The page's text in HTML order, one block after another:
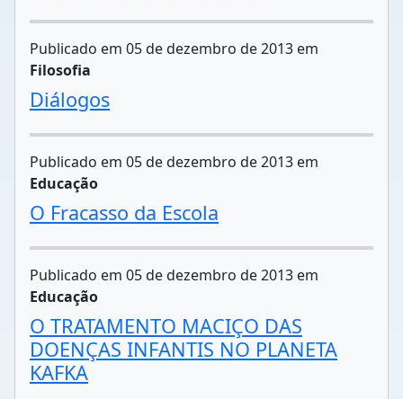
Publicado em 05 de dezembro de 2013 em
Filosofia
Diálogos
Publicado em 05 de dezembro de 2013 em
Educação
O Fracasso da Escola
Publicado em 05 de dezembro de 2013 em
Educação
O TRATAMENTO MACIÇO DAS
DOENÇAS INFANTIS NO PLANETA
KAFKA